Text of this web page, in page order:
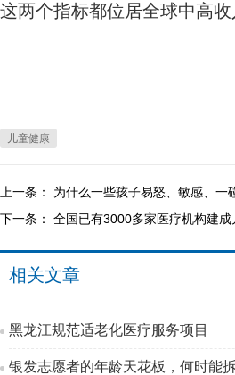
这两个指标都位居全球中高收
儿童健康
上一条： 为什么一些孩子易怒、敏感、一
下一条： 全国已有3000多家医疗机构建成
相关文章
黑龙江规范适老化医疗服务项目
银发志愿者的年龄天花板，何时能